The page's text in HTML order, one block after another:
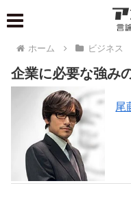
ホーム ビジネス
企業に必要な強み
尾